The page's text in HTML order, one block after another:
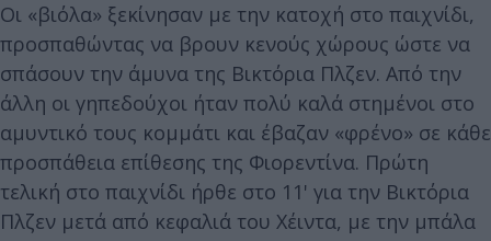
Οι «βιόλα» ξεκίνησαν με την κατοχή στο παιχνίδι,
προσπαθώντας να βρουν κενούς χώρους ώστε να
σπάσουν την άμυνα της Βικτόρια Πλζεν. Από την
άλλη οι γηπεδούχοι ήταν πολύ καλά στημένοι στο
αμυντικό τους κομμάτι και έβαζαν «φρένο» σε κάθε
προσπάθεια επίθεσης της Φιορεντίνα. Πρώτη
τελική στο παιχνίδι ήρθε στο 11' για την Βικτόρια
Πλζεν μετά από κεφαλιά του Χέιντα, με την μπάλα